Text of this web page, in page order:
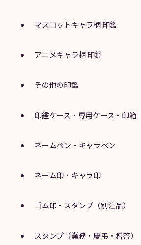
マスコットキャラ柄 印鑑
アニメキャラ柄 印鑑
その他の印鑑
印鑑ケース・専用ケース・印箱
ネームペン・キャラペン
ネーム印・キャラ印
ゴム印・スタンプ（別注品）
スタンプ（業務・慶弔・贈答）